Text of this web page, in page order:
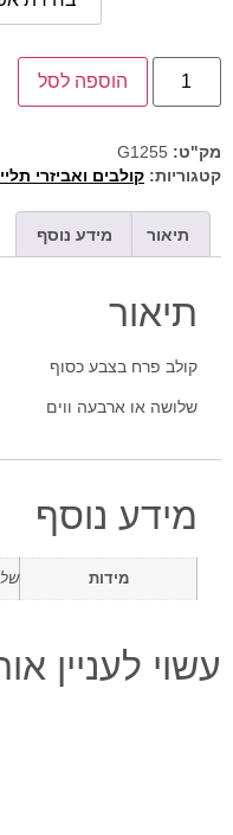
הוספה לסל
מק"ט:G1255
קטגוריות: קולבים ואביזרי תלייה
תיאור מידע נוסף
תיאור
קולב פרח בצבע כסוף
שלושה או ארבעה ווים
מידע נוסף
מידות
עשוי לעניין